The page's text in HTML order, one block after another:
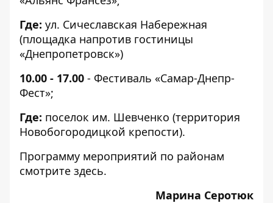
Где: ул. Сичеславская Набережная
(площадка напротив гостиницы
«Днепропетровск»)
10.00 - 17.00 - Фестиваль «Самар-Днепр-
Фест»;
Где: поселок им. Шевченко (территория
Новобогородицкой крепости).
Программу мероприятий по районам
смотрите здесь.
Марина Серотюк